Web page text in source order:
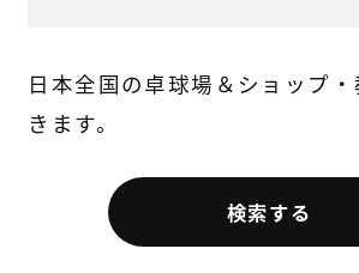
日本全国の卓球場＆ショップ
きます。
検索する